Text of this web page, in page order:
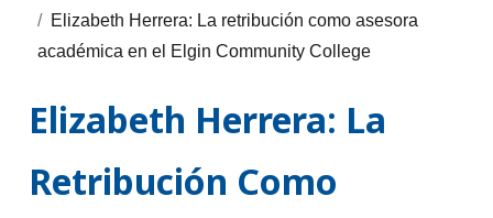
Elizabeth Herrera: La retribución como asesora
académica en el Elgin Community College
Elizabeth Herrera: La
Retribución Como